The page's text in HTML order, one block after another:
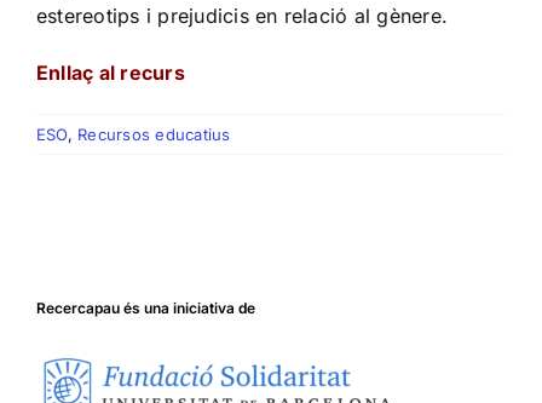
estereotips i prejudicis en relació al gènere.
Enllaç al recurs
ESO, Recursos educatius
Recercapau és una iniciativa de